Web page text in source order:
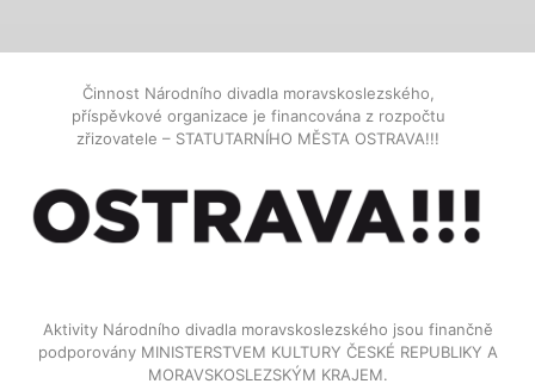
Činnost Národního divadla moravskoslezského,
příspěvkové organizace je financována z rozpočtu
zřizovatele – STATUTARNÍHO MĚSTA OSTRAVA!!!
Aktivity Národního divadla moravskoslezského jsou finančně
podporovány MINISTERSTVEM KULTURY ČESKÉ REPUBLIKY A
MORAVSKOSLEZSKÝM KRAJEM.